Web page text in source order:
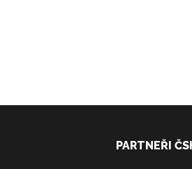
PARTNEŘI